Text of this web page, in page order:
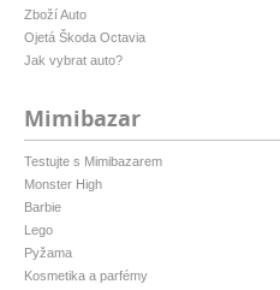
Zboží Auto
Ojetá Škoda Octavia
Jak vybrat auto?
Mimibazar
Testujte s Mimibazarem
Monster High
Barbie
Lego
Pyžama
Kosmetika a parfémy